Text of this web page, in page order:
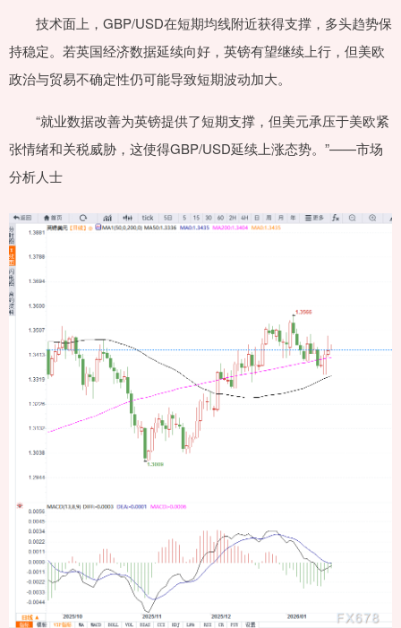
技术面上，GBP/USD在短期均线附近获得支撑，多头趋势保
持稳定。若英国经济数据延续向好，英镑有望继续上行，但美欧
政治与贸易不确定性仍可能导致短期波动加大。
“就业数据改善为英镑提供了短期支撑，但美元承压于美欧紧
张情绪和关税威胁，这使得GBP/USD延续上涨态势。”——市场
分析人士